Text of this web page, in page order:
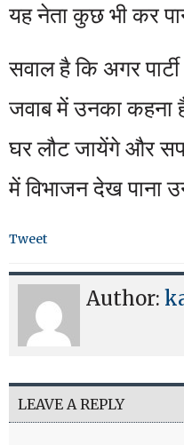
यह नेता कुछ भी कर
सवाल है कि अगर
जवाब में उनका कहना
घर लौट जायेंगे और
में विभाजन देख पाना
Tweet
Author:
LEAVE A REPLY